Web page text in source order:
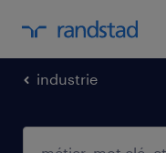
industrie